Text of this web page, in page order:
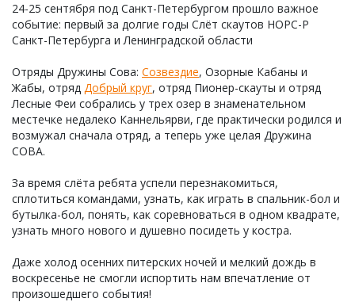
24-25 сентября под Санкт-Петербургом прошло важное
событие: первый за долгие годы Слёт скаутов НОРС-Р
Санкт-Петербурга и Ленинградской области
Отряды Дружины Сова: Созвездие, Озорные Кабаны и
Жабы, отряд Добрый круг, отряд Пионер-скауты и отряд
Лесные Феи собрались у трех озер в знаменательном
местечке недалеко Каннельярви, где практически родился и
возмужал сначала отряд, а теперь уже целая Дружина
СОВА.
За время слёта ребята успели перезнакомиться,
сплотиться командами, узнать, как играть в спальник-бол и
бутылка-бол, понять, как соревноваться в одном квадрате,
узнать много нового и душевно посидеть у костра.
Даже холод осенних питерских ночей и мелкий дождь в
воскресенье не смогли испортить нам впечатление от
произошедшего события!